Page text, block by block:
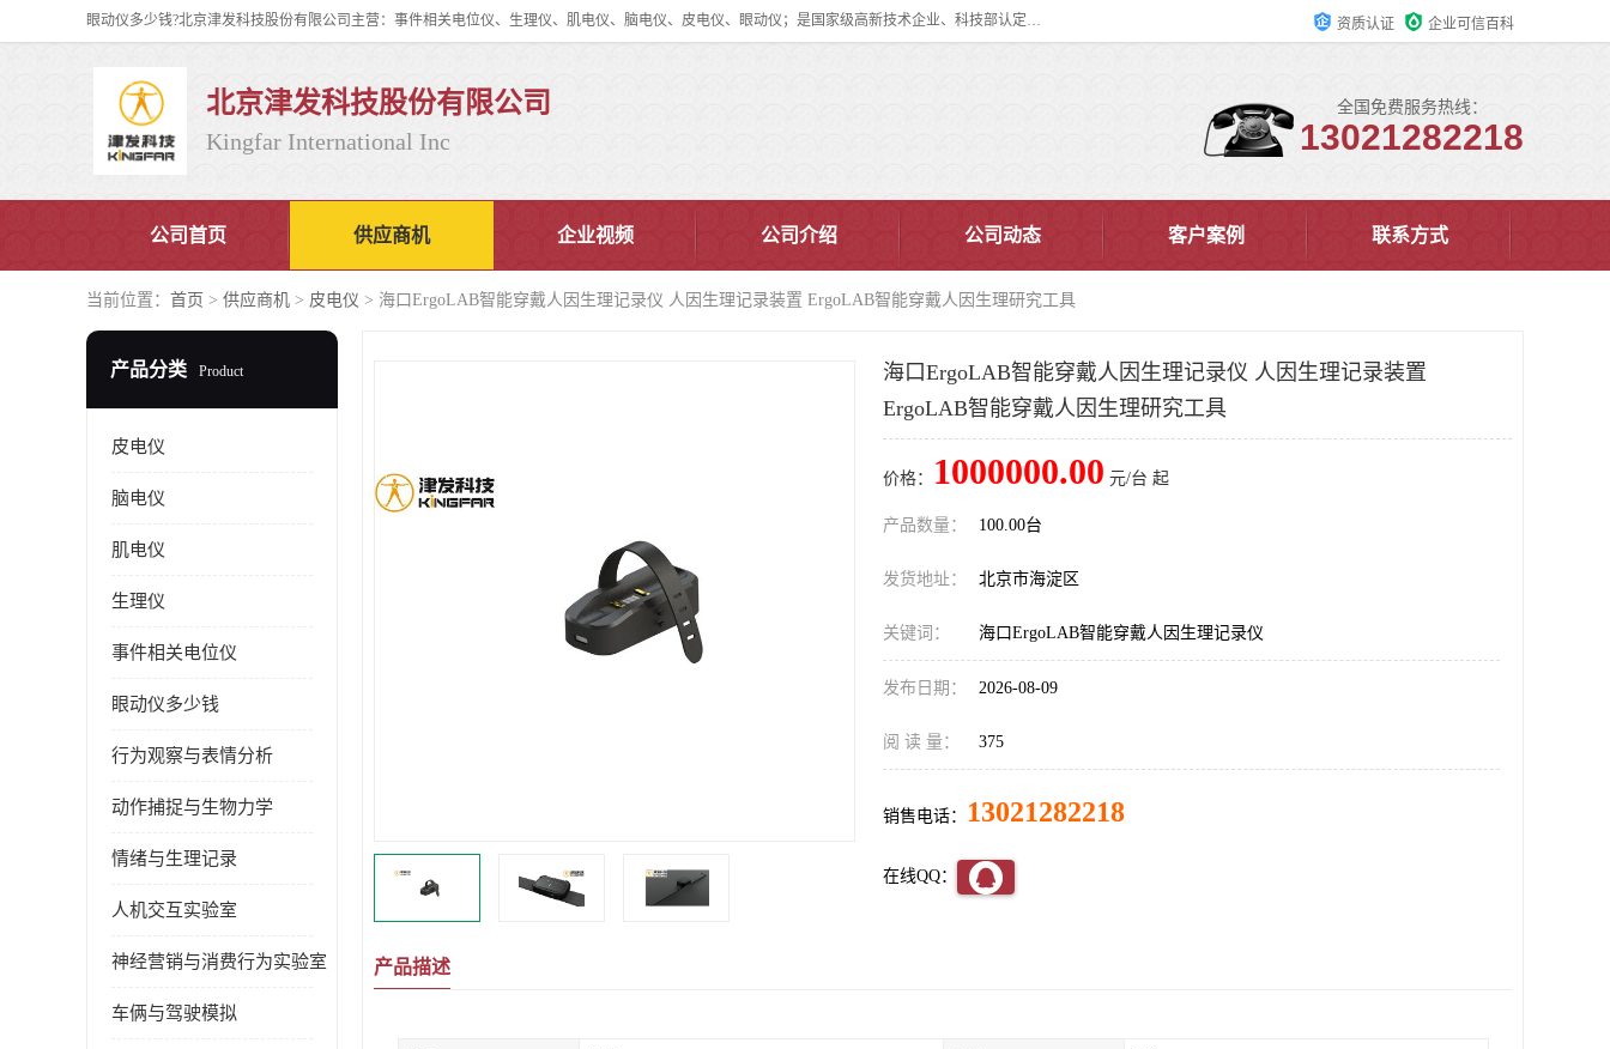
眼动仪多少钱?北京津发科技股份有限公司主营：事件相关电位仪、生理仪、肌电仪、脑电仪、皮电仪、眼动仪；是国家级高新技术企业、科技部认定的科技型中小企业和中关村高新技术企业，具备保密资格，具备自主进出口经营权；自主研发技术、产品与服务荣获多项省部级科学技术奖励、国家发明专利、国家软件著作权和省部级新技术新产品（服务）认证。 资质认证 企业可信百科
北京津发科技股份有限公司
Kingfar International Inc
全国免费服务热线：
13021282218
公司首页 供应商机 企业视频 公司介绍 公司动态 客户案例 联系方式
当前位置： 首页 > 供应商机 > 皮电仪 > 海口ErgoLAB智能穿戴人因生理记录仪 人因生理记录装置 ErgoLAB智能穿戴人因生理研究工具
产品分类 Product
皮电仪
脑电仪
肌电仪
生理仪
事件相关电位仪
眼动仪多少钱
行为观察与表情分析
动作捕捉与生物力学
情绪与生理记录
人机交互实验室
神经营销与消费行为实验室
车俩与驾驶模拟
海口ErgoLAB智能穿戴人因生理记录仪 人因生理记录装置
ErgoLAB智能穿戴人因生理研究工具
价格： 1000000.00 元/台 起
产品数量： 100.00台
发货地址： 北京市海淀区
关键词： 海口ErgoLAB智能穿戴人因生理记录仪
发布日期： 2026-08-09
阅 读 量： 375
销售电话： 13021282218
在线QQ：
产品描述